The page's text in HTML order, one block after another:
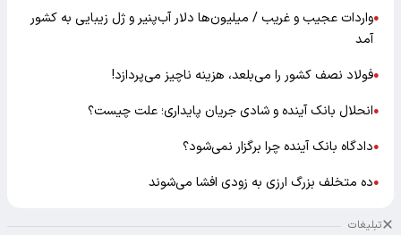
●واردات عجیب و غریب / میلیون‌ها دلار آب‌پنیر و ژل زیبایی به کشور
آمد
●فولاد نصف کشور را می‌بلعد، هزینه ناچیز می‌پردازد!
●انحلال بانک آینده و شادی جریان پایداری؛ علت چیست؟
●دادگاه بانک آینده چرا برگزار نمی‌شود؟
●ده متخلف بزرگ ارزی به زودی افشا می‌شوند
تبلیغات